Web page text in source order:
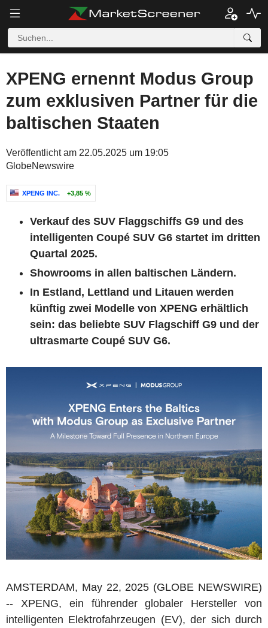
XPENG ernennt Modus Group
zum exklusiven Partner für die
baltischen Staaten
Veröffentlicht am 22.05.2025 um 19:05
GlobeNewswire
XPENG INC. +3,85 %
Verkauf des SUV Flaggschiffs G9 und des
intelligenten Coupé SUV G6 startet im dritten
Quartal 2025.
Showrooms in allen baltischen Ländern.
In Estland, Lettland und Litauen werden
künftig zwei Modelle von XPENG erhältlich
sein: das beliebte SUV Flagschiff G9 und der
ultrasmarte Coupé SUV G6.
AMSTERDAM, May 22, 2025 (GLOBE NEWSWIRE)
-- XPENG, ein führender globaler Hersteller von
intelligenten Elektrofahrzeugen (EV), der sich durch